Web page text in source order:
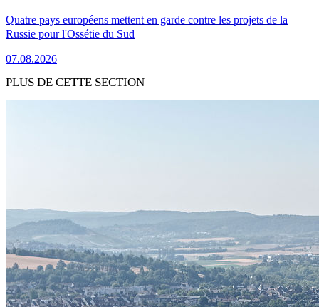
Quatre pays européens mettent en garde contre les projets de la
Russie pour l'Ossétie du Sud
07.08.2026
PLUS DE CETTE SECTION